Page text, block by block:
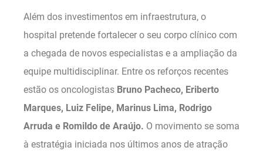
Além dos investimentos em infraestrutura, o
hospital pretende fortalecer o seu corpo clínico com
a chegada de novos especialistas e a ampliação da
equipe multidisciplinar. Entre os reforços recentes
estão os oncologistas Bruno Pacheco, Eriberto
Marques, Luiz Felipe, Marinus Lima, Rodrigo
Arruda e Romildo de Araújo. O movimento se soma
à estratégia iniciada nos últimos anos de atração